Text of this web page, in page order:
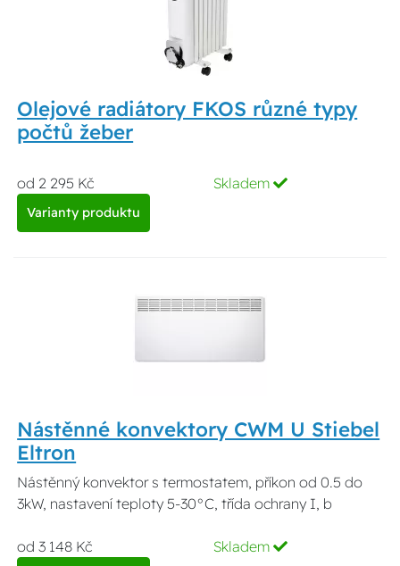
Olejové radiátory FKOS různé typy
počtů žeber
od 2 295 Kč Skladem
Varianty produktu
Nástěnné konvektory CWM U Stiebel
Eltron
Nástěnný konvektor s termostatem, příkon od 0.5 do
3kW, nastavení teploty 5-30°C, třída ochrany I, b
od 3 148 Kč Skladem